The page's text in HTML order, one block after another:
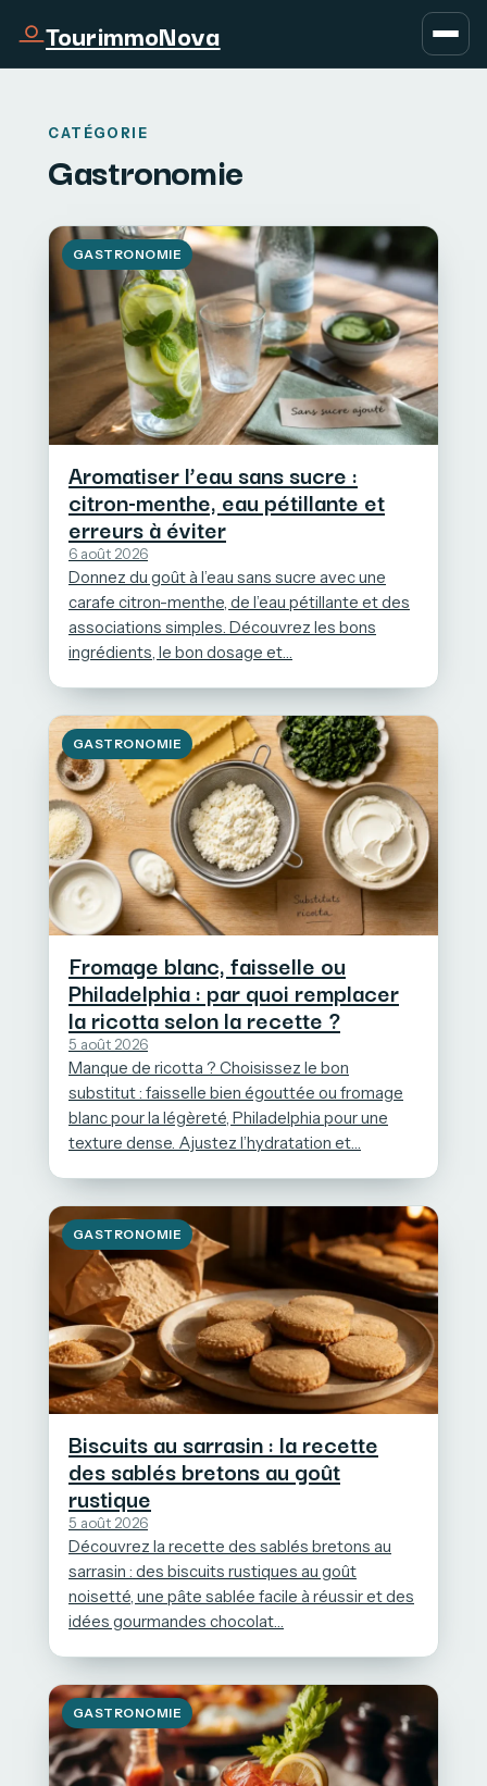
TourimmoNova
CATÉGORIE
Gastronomie
GASTRONOMIE
Aromatiser l’eau sans sucre :
citron-menthe, eau pétillante et
erreurs à éviter
6 août 2026
Donnez du goût à l’eau sans sucre avec une
carafe citron-menthe, de l’eau pétillante et des
associations simples. Découvrez les bons
ingrédients, le bon dosage et…
GASTRONOMIE
Fromage blanc, faisselle ou
Philadelphia : par quoi remplacer
la ricotta selon la recette ?
5 août 2026
Manque de ricotta ? Choisissez le bon
substitut : faisselle bien égouttée ou fromage
blanc pour la légèreté, Philadelphia pour une
texture dense. Ajustez l’hydratation et…
GASTRONOMIE
Biscuits au sarrasin : la recette
des sablés bretons au goût
rustique
5 août 2026
Découvrez la recette des sablés bretons au
sarrasin : des biscuits rustiques au goût
noisetté, une pâte sablée facile à réussir et des
idées gourmandes chocolat…
GASTRONOMIE